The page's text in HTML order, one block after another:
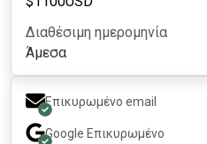
Διαθέσιμη ημερομηνία
Άμεσα
Επικυρωμένο email
Google Επικυρωμένο